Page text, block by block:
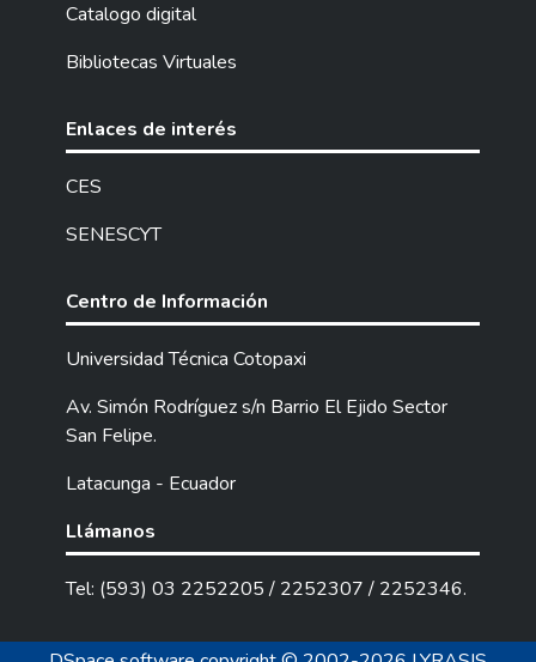
Catalogo digital
Bibliotecas Virtuales
Enlaces de interés
CES
SENESCYT
Centro de Información
Universidad Técnica Cotopaxi
Av. Simón Rodríguez s/n Barrio El Ejido Sector
San Felipe.
Latacunga - Ecuador
Llámanos
Tel: (593) 03 2252205 / 2252307 / 2252346.